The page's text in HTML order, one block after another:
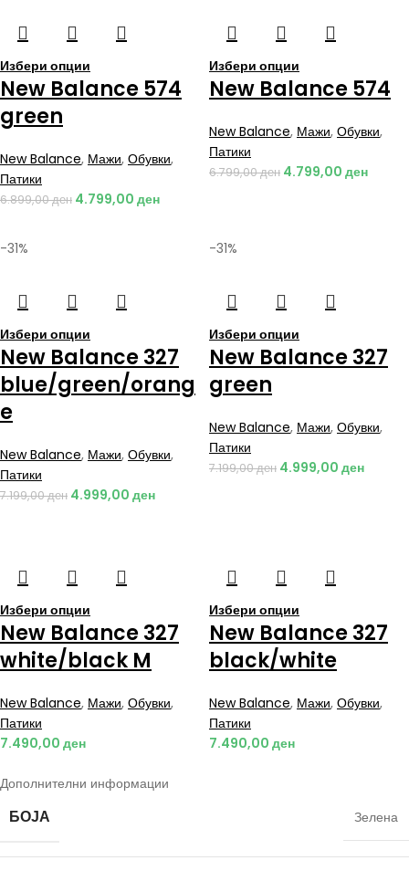
Избери опции
New Balance 574
green
New Balance, Мажи, Обувки,
Патики
6.899,00ден 4.799,00 ден
Избери опции
New Balance 574
New Balance, Мажи, Обувки,
Патики
6.799,00ден 4.799,00 ден
-31%
Избери опции
New Balance 327
blue/green/orang
e
New Balance, Мажи, Обувки,
Патики
7.199,00ден 4.999,00 ден
-31%
Избери опции
New Balance 327
green
New Balance, Мажи, Обувки,
Патики
7.199,00ден 4.999,00 ден
Избери опции
New Balance 327
white/black M
New Balance, Мажи, Обувки,
Патики
7.490,00 ден
Избери опции
New Balance 327
black/white
New Balance, Мажи, Обувки,
Патики
7.490,00 ден
Дополнителни информации
БОЈА Зелена